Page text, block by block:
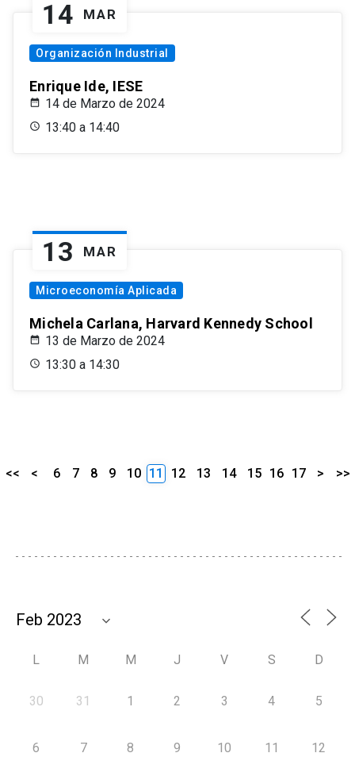
14 MAR
Organización Industrial
Enrique Ide, IESE
14 de Marzo de 2024
13:40 a 14:40
13 MAR
Microeconomía Aplicada
Michela Carlana, Harvard Kennedy School
13 de Marzo de 2024
13:30 a 14:30
<< < 6 7 8 9 10 11 12 13 14 15 16 17 > >>
L M M J V S D
30 31 1 2 3 4 5
6 7 8 9 10 11 12